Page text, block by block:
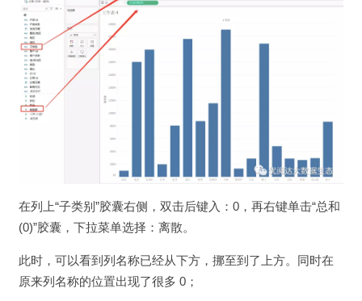
在列上“子类别”胶囊右侧，双击后键入：0，再右键单击“总和
(0)”胶囊，下拉菜单选择：离散。
此时，可以看到列名称已经从下方，挪至到了上方。同时在
原来列名称的位置出现了很多 0；